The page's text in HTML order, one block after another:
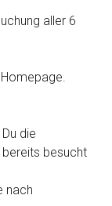
aller 6
die
bereits besucht
nach